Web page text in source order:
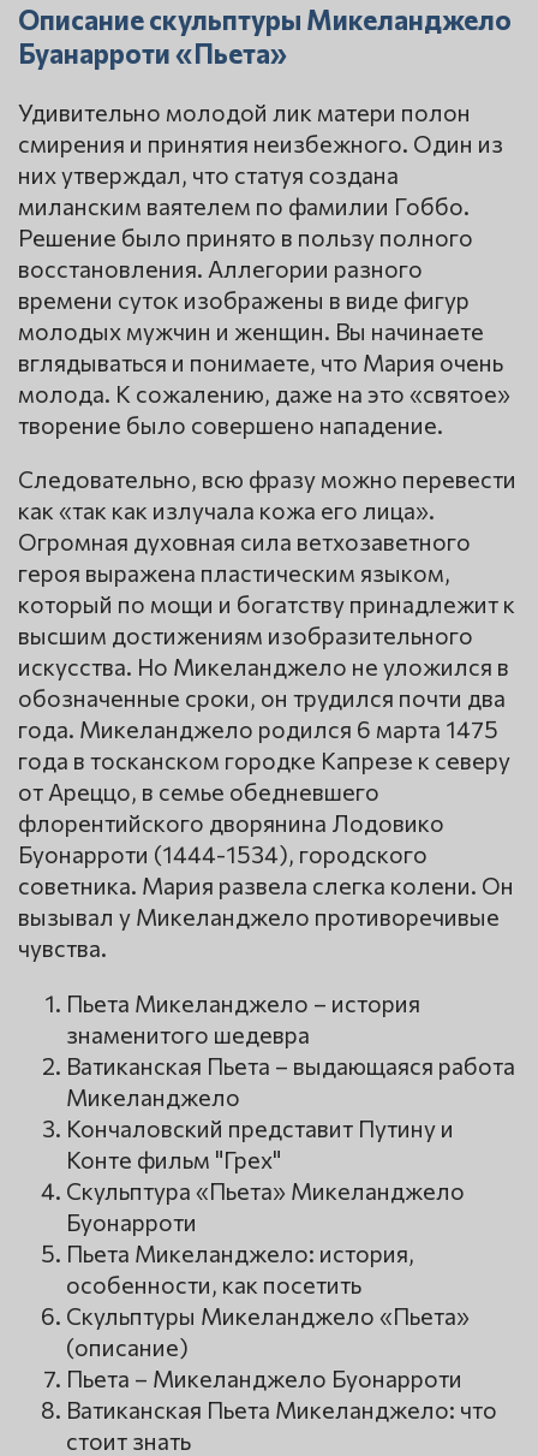
Описание скульптуры Микеланджело
Буанарроти «Пьета»
Удивительно молодой лик матери полон
смирения и принятия неизбежного. Один из
них утверждал, что статуя создана
миланским ваятелем по фамилии Гоббо.
Решение было принято в пользу полного
восстановления. Аллегории разного
времени суток изображены в виде фигур
молодых мужчин и женщин. Вы начинаете
вглядываться и понимаете, что Мария очень
молода. К сожалению, даже на это «святое»
творение было совершено нападение.
Следовательно, всю фразу можно перевести
как «так как излучала кожа его лица».
Огромная духовная сила ветхозаветного
героя выражена пластическим языком,
который по мощи и богатству принадлежит к
высшим достижениям изобразительного
искусства. Но Микеланджело не уложился в
обозначенные сроки, он трудился почти два
года. Микеланджело родился 6 марта 1475
года в тосканском городке Капрезе к северу
от Ареццо, в семье обедневшего
флорентийского дворянина Лодовико
Буонарроти (1444-1534), городского
советника. Мария развела слегка колени. Он
вызывал у Микеланджело противоречивые
чувства.
Пьета Микеланджело – история
знаменитого шедевра
Ватиканская Пьета – выдающаяся работа
Микеланджело
Кончаловский представит Путину и
Конте фильм "Грех"
Скульптура «Пьета» Микеланджело
Буонарроти
Пьета Микеланджело: история,
особенности, как посетить
Скульптуры Микеланджело «Пьета»
(описание)
Пьета – Микеланджело Буонарроти
Ватиканская Пьета Микеланджело: что
стоит знать